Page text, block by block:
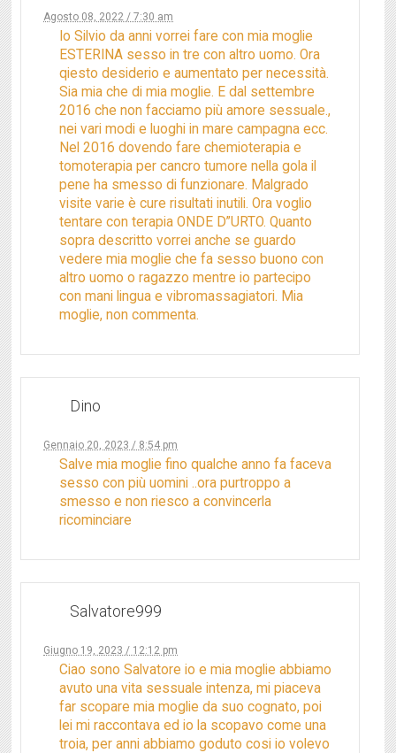
Agosto 08, 2022 / 7:30 am
Io Silvio da anni vorrei fare con mia moglie
ESTERINA sesso in tre con altro uomo. Ora
qiesto desiderio e aumentato per necessità.
Sia mia che di mia moglie. E dal settembre
2016 che non facciamo più amore sessuale.,
nei vari modi e luoghi in mare campagna ecc.
Nel 2016 dovendo fare chemioterapia e
tomoterapia per cancro tumore nella gola il
pene ha smesso di funzionare. Malgrado
visite varie è cure risultati inutili. Ora voglio
tentare con terapia ONDE D”URTO. Quanto
sopra descritto vorrei anche se guardo
vedere mia moglie che fa sesso buono con
altro uomo o ragazzo mentre io partecipo
con mani lingua e vibromassagiatori. Mia
moglie, non commenta.
Dino
Gennaio 20, 2023 / 8:54 pm
Salve mia moglie fino qualche anno fa faceva
sesso con più uomini ..ora purtroppo a
smesso e non riesco a convincerla
ricominciare
Salvatore999
Giugno 19, 2023 / 12:12 pm
Ciao sono Salvatore io e mia moglie abbiamo
avuto una vita sessuale intenza, mi piaceva
far scopare mia moglie da suo cognato, poi
lei mi raccontava ed io la scopavo come una
troia, per anni abbiamo goduto cosi io volevo